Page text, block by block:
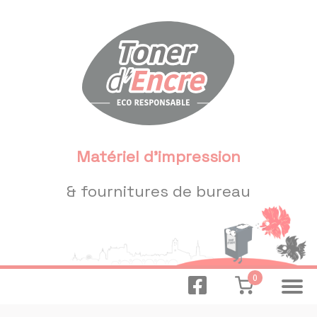
Matériel d'impression
& fournitures de bureau
0